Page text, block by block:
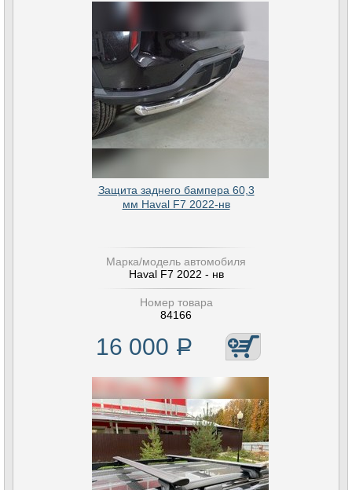
Защита заднего бампера 60,3
мм Haval F7 2022-нв
Марка/модель автомобиля
Haval F7 2022 - нв
Номер товара
84166
16 000 Р